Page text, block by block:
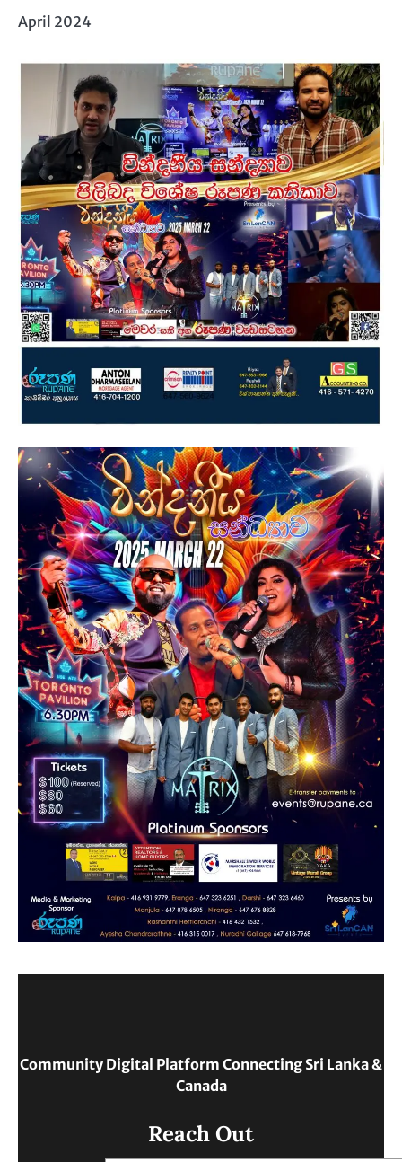
April 2024
Community Digital Platform Connecting Sri Lanka &
Canada
Reach Out